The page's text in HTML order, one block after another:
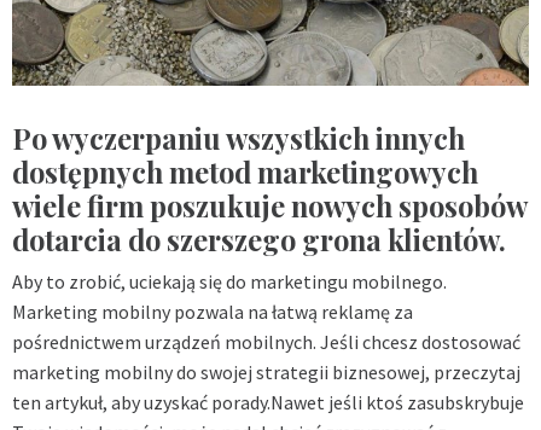
Po wyczerpaniu wszystkich innych
dostępnych metod marketingowych
wiele firm poszukuje nowych sposobów
dotarcia do szerszego grona klientów.
Aby to zrobić, uciekają się do marketingu mobilnego.
Marketing mobilny pozwala na łatwą reklamę za
pośrednictwem urządzeń mobilnych. Jeśli chcesz dostosować
marketing mobilny do swojej strategii biznesowej, przeczytaj
ten artykuł, aby uzyskać porady.Nawet jeśli ktoś zasubskrybuje